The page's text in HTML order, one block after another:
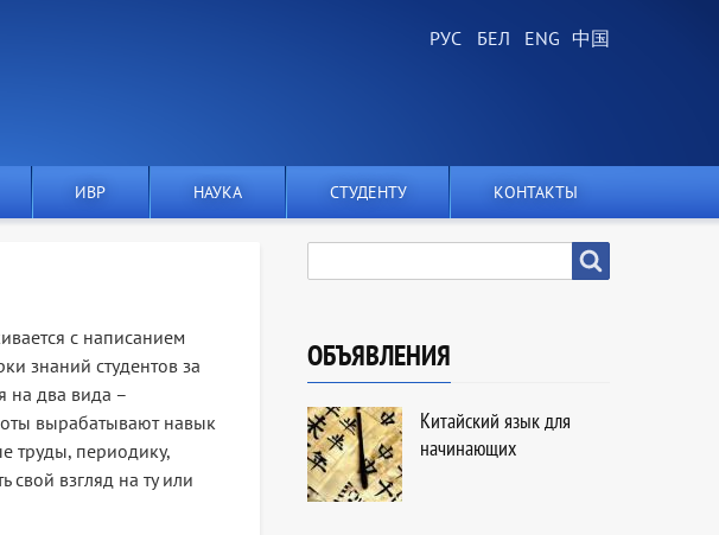
ИВР НАУКА СТУДЕНТУ КОНТАКТЫ
с написанием
знаний студентов за
на два вида –
вырабатывают навык
труды, периодику,
свой взгляд на ту или
ОБЪЯВЛЕНИЯ
Китайский язык для
начинающих